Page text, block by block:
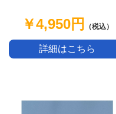
￥4,950円 （税込）
詳細はこちら